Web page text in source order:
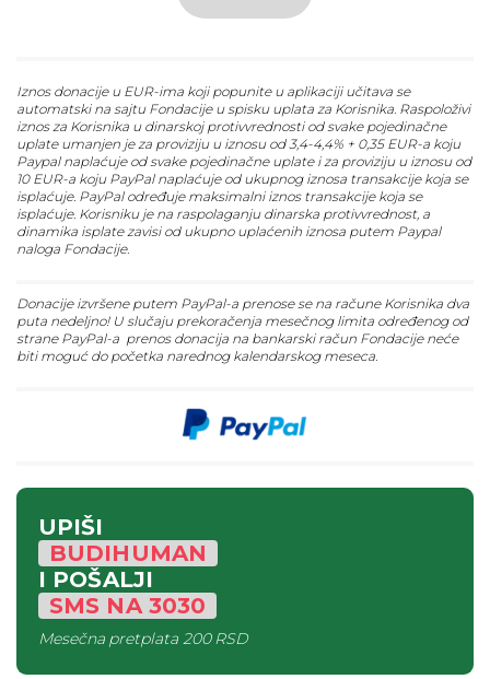
Iznos donacije u EUR-ima koji popunite u aplikaciji učitava se
automatski na sajtu Fondacije u spisku uplata za Korisnika. Raspoloživi
iznos za Korisnika u dinarskoj protivvrednosti od svake pojedinačne
uplate umanjen je za proviziju u iznosu od 3,4-4,4% + 0,35 EUR-a koju
Paypal naplaćuje od svake pojedinačne uplate i za proviziju u iznosu od
10 EUR-a koju PayPal naplaćuje od ukupnog iznosa transakcije koja se
isplaćuje. PayPal određuje maksimalni iznos transakcije koja se
isplaćuje. Korisniku je na raspolaganju dinarska protivvrednost, a
dinamika isplate zavisi od ukupno uplaćenih iznosa putem Paypal
naloga Fondacije.
Donacije izvršene putem PayPal-a prenose se na račune Korisnika dva
puta nedeljno! U slučaju prekoračenja mesečnog limita određenog od
strane PayPal-a prenos donacija na bankarski račun Fondacije neće
biti moguć do početka narednog kalendarskog meseca.
UPIŠI
BUDIHUMAN
I POŠALJI
SMS NA3030
Mesečna pretplata200 RSD